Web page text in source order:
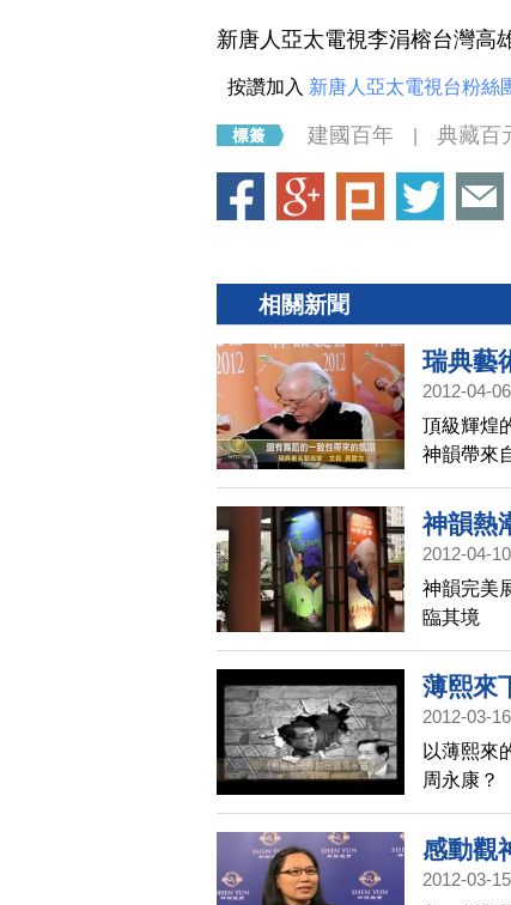
新唐人亞太電視李涓榕台灣高
按讚加入 新唐人亞太電視台粉絲
建國百年 典藏百
相關新聞
瑞典藝
2012-04-
頂級輝煌
神韻帶來
神韻熱
2012-04-
神韻完美
臨其境
薄熙來
2012-03-
以薄熙來
周永康？
感動觀
2012-03-